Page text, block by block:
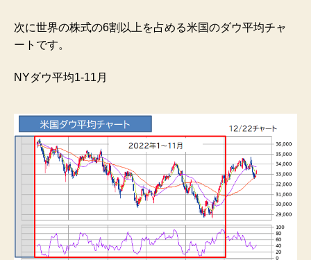
次に世界の株式の6割以上を占める米国のダウ平均チャ
ートです。
NYダウ平均1-11月